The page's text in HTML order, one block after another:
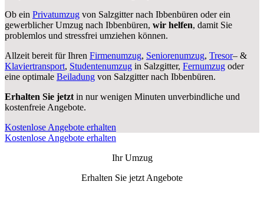
Ob ein Privatumzug von Salzgitter nach Ibbenbüren oder ein
gewerblicher Umzug nach Ibbenbüren, wir helfen, damit Sie
problemlos und stressfrei umziehen können.
Allzeit bereit für Ihren Firmenumzug, Seniorenumzug, Tresor– &
Klaviertransport, Studentenumzug in Salzgitter, Fernumzug oder
eine optimale Beiladung von Salzgitter nach Ibbenbüren.
Erhalten Sie jetzt in nur wenigen Minuten unverbindliche und
kostenfreie Angebote.
Kostenlose Angebote erhalten
Kostenlose Angebote erhalten
Ihr Umzug
Erhalten Sie jetzt Angebote